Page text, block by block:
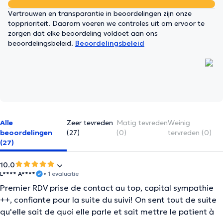
Vertrouwen en transparantie in beoordelingen zijn onze
topprioriteit. Daarom voeren we controles uit om ervoor te
zorgen dat elke beoordeling voldoet aan ons
beoordelingsbeleid. Beoordelingsbeleid
Alle
beoordelingen
(27)
Zeer tevreden
(27)
Matig tevreden
(0)
Weinig
tervreden (0)
10.0
L**** A**** • 1 evaluatie
Premier RDV prise de contact au top, capital sympathie
++, confiante pour la suite du suivi! On sent tout de suite
qu'elle sait de quoi elle parle et sait mettre le patient à